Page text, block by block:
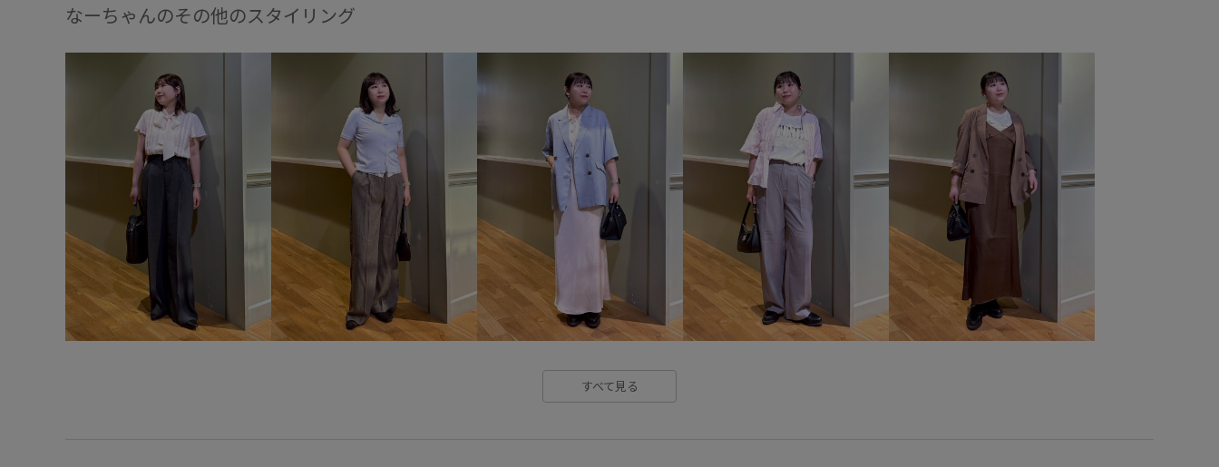
きれいに見える アシンメトリー
カジュアル カジュアルすぎない コットン シアー
シンプル スカラップレース スカーフ
ストラップ スラックス タンクトップ デコルテがきれい トレンド ナイロン
フェミニン フォーマル フォーマルシーン
ベーシック ペプラム ポリウレタン ポリエステル
ワイドシルエット ヴィンテージ感 光沢感
入園式 卒園式入学式 卒業式入学式 取り外し可能 取り外し可能なショルダー
華やか
なーちゃんのその他のスタイリング
すべて見る